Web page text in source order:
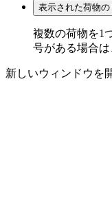
表示された荷物の
複数の荷物を1
号がある場合は
新しいウィンドウを